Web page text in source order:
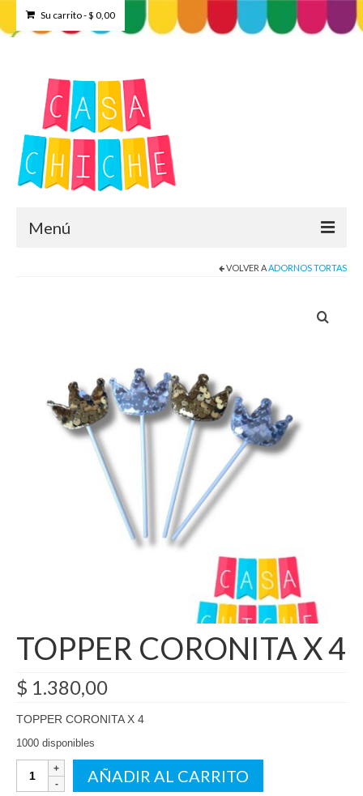
Su carrito-$ 0,00
Menú
Como Registrarse
Finalizar compra
VOLVER AADORNOS TORTAS
TOPPER CORONITA X 4
$ 1.380,00
TOPPER CORONITA X 4
1000 disponibles
TOPPER
CORONITA
AÑADIR AL CARRITO